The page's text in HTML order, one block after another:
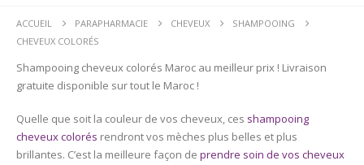
ACCUEIL PARAPHARMACIE CHEVEUX
SHAMPOOING
CHEVEUX COLORÉS
Shampooing cheveux colorés Maroc au meilleur prix ! Livraison
gratuite disponible sur tout le Maroc !
Quelle que soit la couleur de vos cheveux, ces shampooing
cheveux colorés rendront vos mèches plus belles et plus
brillantes. C’est la meilleure façon de prendre soin de vos cheveux